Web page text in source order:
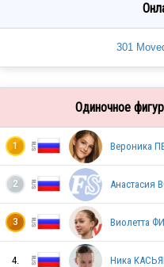
301
Одиночное
1 Вероника
2 Анастасия
3 Виолетта
4. Ника